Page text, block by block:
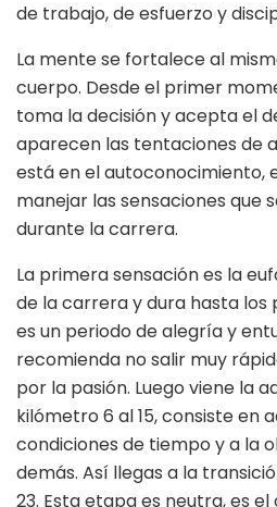
de trabajo, de esfuerzo y
La mente se fortalece al
cuerpo. Desde el primer
toma la decisión y acepta el
aparecen las tentaciones de
está en el autoconocimiento,
manejar las sensaciones que
durante la carrera.
La primera sensación es la
de la carrera y dura hasta los
es un periodo de alegría y
recomienda no salir muy
por la pasión. Luego viene la
kilómetro 6 al 15, consiste en
condiciones de tiempo y a la
demás. Así llegas a la
23. Esta etapa es neutra, es